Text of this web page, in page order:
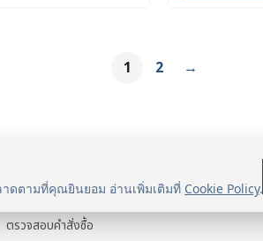
1 2 →
าดตามที่คุณยินยอม อ่านเพิ่มเติมที่ Cookie Policy.
แจ้งการชำระเงิน
ตรวจสอบคำสั่งซื้อ